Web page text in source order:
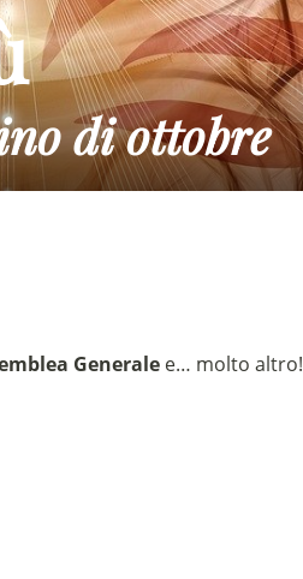
di ottobre
Generale e… molto altro!